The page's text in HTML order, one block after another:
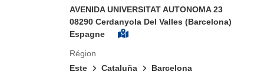
AVENIDA UNIVERSITAT AUTONOMA 23
08290 Cerdanyola Del Valles (Barcelona)
Espagne
Région
Este
Cataluña Barcelona